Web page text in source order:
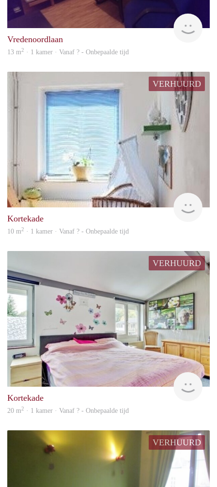
Vredenoordlaan
13 m2 · 1 kamer · Vanaf ? - Onbepaalde tijd
VERHUURD
Kortekade
10 m2 · 1 kamer · Vanaf ? - Onbepaalde tijd
VERHUURD
rent
Kortekade
20 m2 · 1 kamer · Vanaf ? - Onbepaalde tijd
VERHUURD